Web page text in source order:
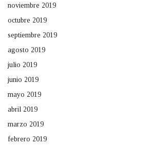
noviembre 2019
octubre 2019
septiembre 2019
agosto 2019
julio 2019
junio 2019
mayo 2019
abril 2019
marzo 2019
febrero 2019